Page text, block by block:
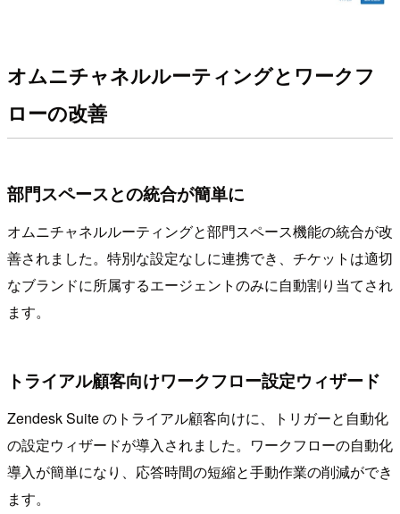
オムニチャネルルーティングとワークフ
ローの改善
部門スペースとの統合が簡単に
オムニチャネルルーティングと部門スペース機能の統合が改
善されました。特別な設定なしに連携でき、チケットは適切
なブランドに所属するエージェントのみに自動割り当てされ
ます。
トライアル顧客向けワークフロー設定ウィザード
Zendesk Suite のトライアル顧客向けに、トリガーと自動化
の設定ウィザードが導入されました。ワークフローの自動化
導入が簡単になり、応答時間の短縮と手動作業の削減ができ
ます。